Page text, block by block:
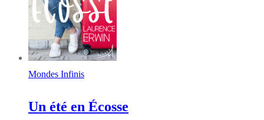
Mondes Infinis
Un été en Écosse